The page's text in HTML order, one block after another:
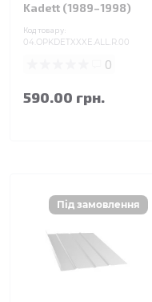
Kadett (1989–1998)
Код товару:
04.OPKDETXXXE.ALL.R.00
0
590.00 грн.